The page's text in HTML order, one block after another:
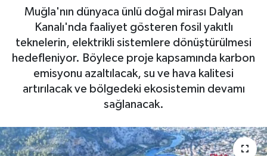
Muğla'nın dünyaca ünlü doğal mirası Dalyan
Kanalı'nda faaliyet gösteren fosil yakıtlı
teknelerin, elektrikli sistemlere dönüştürülmesi
hedefleniyor. Böylece proje kapsamında karbon
emisyonu azaltılacak, su ve hava kalitesi
artırılacak ve bölgedeki ekosistemin devamı
sağlanacak.